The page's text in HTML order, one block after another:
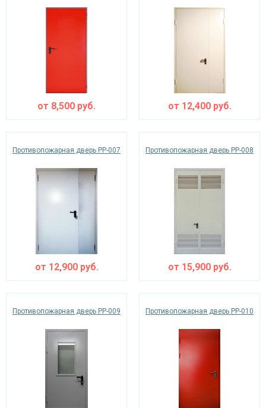
от 8,500 руб. от 12,400руб.
Противопожарная дверь PP-007
от 12,900руб.
Противопожарная дверь PP-008
от 15,900руб.
Противопожарная дверь PP-009 Противопожарная дверь PP-010